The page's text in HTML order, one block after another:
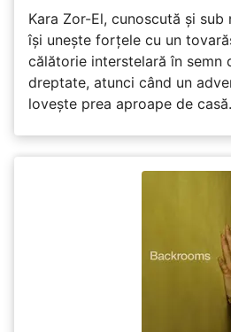
Kara Zor-El, cunoscută și sub
își unește forțele cu un
călătorie interstelară în semn
dreptate, atunci când un
lovește prea aproape de casă.